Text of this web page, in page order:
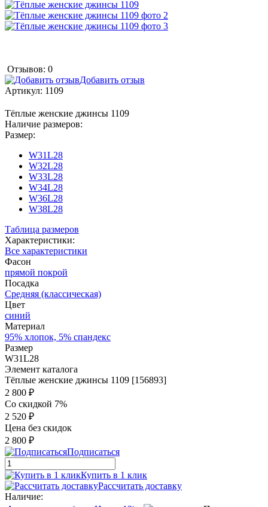
Отзывов: 0
Добавить отзыв
Артикул: 1109
Тёплые женские джинсы 1109
Наличие размеров:
Размер:
W31L28
W32L28
W33L28
W34L28
W36L28
W38L28
Таблица размеров
Характеристики:
Все характеристики
Фасон
прямой покрой
Посадка
Средняя (классическая)
Цвет
синий
Материал
95% хлопок, 5% спандекс
Размер
W31L28
Элемент каталога
Тёплые женские джинсы 1109 [156893]
2 800 ₽
Со скидкой 7%
2 520 ₽
Цена без скидок
2 800 ₽
Подписаться
Купить в 1 клик
Рассчитать доставку
Наличие: